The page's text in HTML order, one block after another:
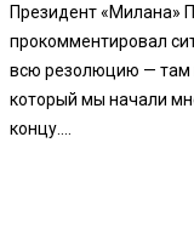
Президент «Милана»
прокомментировал
всю резолюцию — там
который мы начали
концу....